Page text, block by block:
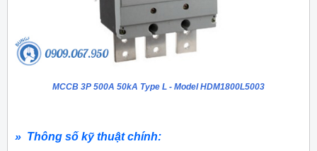
MCCB 3P 500A 50kA Type L - Model HDM1800L5003
» Thông số kỹ thuật chính: